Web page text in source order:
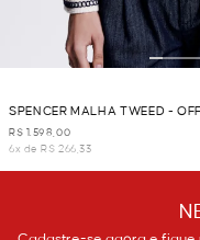
SPENCER MALHA TWEED -
R$ 1.598,00
6x de R$ 266,33